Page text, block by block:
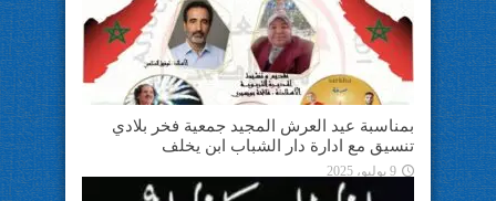
بمناسبة عيد العرش المجيد جمعية فخر بلادي
تنسيق مع ادارة دار الشباب ابن يخلف
9 يوليو، 2025